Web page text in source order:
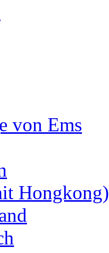
von Ems
Hongkong)